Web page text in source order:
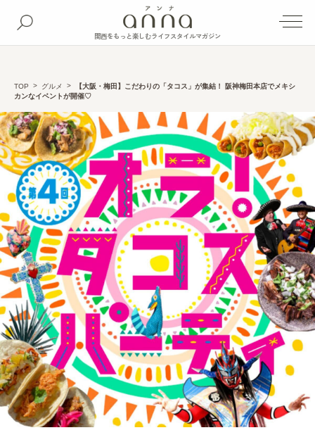
関西をもっと楽しむライフスタイルマガジン
TOP グルメ
【大阪・梅田】こだわりの「タコス」が集結！ 阪神梅田本店でメキシ
カンなイベントが開催♡